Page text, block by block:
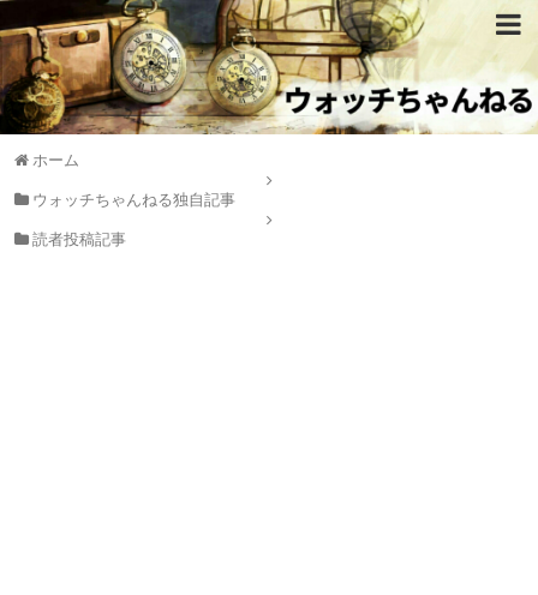
ホーム
ウォッチちゃんねる独自記事
読者投稿記事